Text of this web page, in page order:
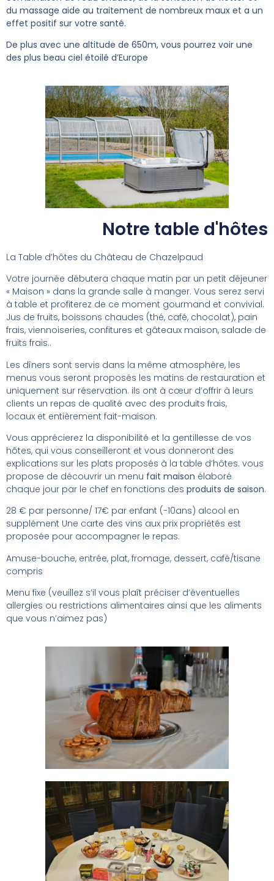
du massage aide au traitement de nombreux maux et a un
effet positif sur votre santé.
De plus avec une altitude de 650m, vous pourrez voir une
des plus beau ciel étoilé d’Europe
Notre table d'hôtes
La Table d’hôtes du Château de Chazelpaud
Votre journée débutera chaque matin par un petit déjeuner
« Maison » dans la grande salle à manger. Vous serez servi
à table et profiterez de ce moment gourmand et convivial.
Jus de fruits, boissons chaudes (thé, café, chocolat), pain
frais, viennoiseries, confitures et gâteaux maison, salade de
fruits frais..
Les dîners sont servis dans la même atmosphère, les
menus vous seront proposés les matins de restauration et
uniquement sur réservation. ils ont à cœur d’offrir à leurs
clients un repas de qualité avec des produits frais,
locaux et entièrement fait-maison.
Vous apprécierez la disponibilité et la gentillesse de vos
hôtes, qui vous conseilleront et vous donneront des
explications sur les plats proposés à la table d’hôtes. vous
propose de découvrir un menu fait maison élaboré
chaque jour par le chef en fonctions des produits de saison.
28 € par personne/ 17€ par enfant (-10ans) alcool en
supplément Une carte des vins aux prix propriétés est
proposée pour accompagner le repas.
Amuse-bouche, entrée, plat, fromage, dessert, café/tisane
compris
Menu fixe (veuillez s’il vous plaît préciser d’éventuelles
allergies ou restrictions alimentaires ainsi que les aliments
que vous n’aimez pas)